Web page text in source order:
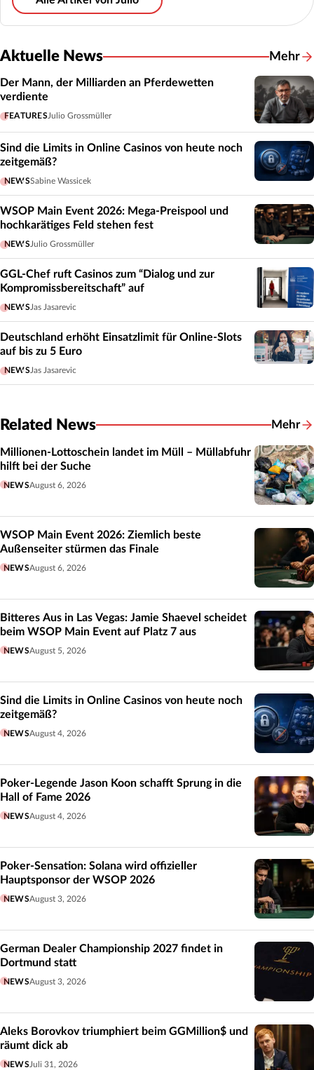
Aktuelle News Mehr
Der Mann, der Milliarden an Pferdewetten
verdiente
FEATURES Julio Grossmüller
Sind die Limits in Online Casinos von heute noch
zeitgemäß?
NEWSSabine Wassicek
WSOP Main Event 2026: Mega-Preispool und
hochkarätiges Feld stehen fest
NEWS Julio Grossmüller
GGL-Chef ruft Casinos zum “Dialog und zur
Kompromissbereitschaft” auf
NEWS Jas Jasarevic
Deutschland erhöht Einsatzlimit für Online-Slots
auf bis zu 5 Euro
NEWS Jas Jasarevic
Related News Mehr
Millionen-Lottoschein landet im Müll – Müllabfuhr
hilft bei der Suche
NEWSAugust 6, 2026
WSOP Main Event 2026: Ziemlich beste
Außenseiter stürmen das Finale
NEWSAugust 6, 2026
Bitteres Aus in Las Vegas: Jamie Shaevel scheidet
beim WSOP Main Event auf Platz 7 aus
NEWSAugust 5, 2026
Sind die Limits in Online Casinos von heute noch
zeitgemäß?
NEWSAugust 4, 2026
Poker-Legende Jason Koon schafft Sprung in die
Hall of Fame 2026
NEWSAugust 4, 2026
Poker-Sensation: Solana wird offizieller
Hauptsponsor der WSOP 2026
NEWSAugust 3, 2026
German Dealer Championship 2027 findet in
Dortmund statt
NEWSAugust 3, 2026
Aleks Borovkov triumphiert beim GGMillion$ und
räumt dick ab
NEWS Juli 31, 2026